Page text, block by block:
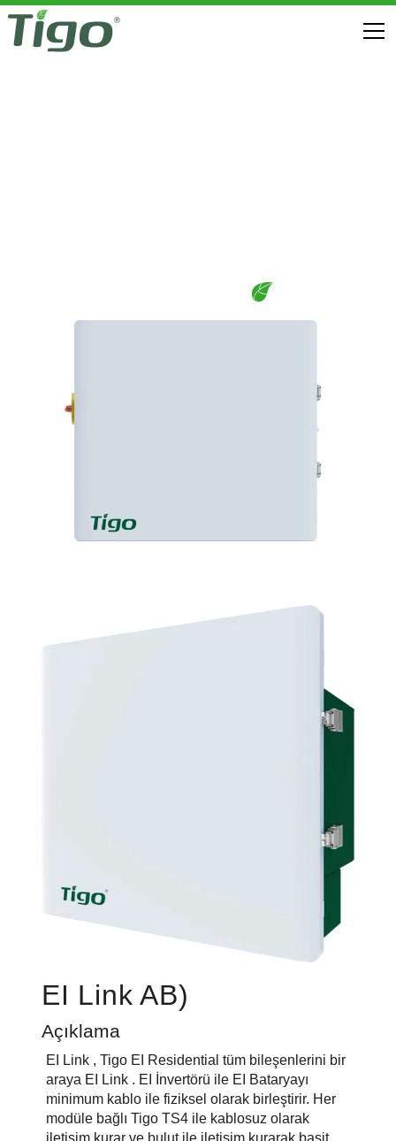
EI Link AB)
Açıklama
EI Link , Tigo EI Residential tüm bileşenlerini bir
araya EI Link . EI İnvertörü ile EI Bataryayı
minimum kablo ile fiziksel olarak birleştirir. Her
modüle bağlı Tigo TS4 ile kablosuz olarak
iletişim kurar ve bulut ile iletişim kurarak basit